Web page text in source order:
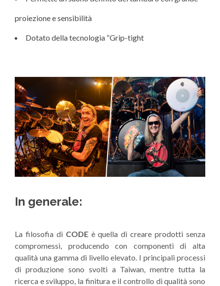
proiezione e sensibilità
Dotato della tecnologia “Grip-tight
In generale:
La filosofia di CODEè quella di creare prodotti senza
compromessi, producendo con componenti di alta
qualità una gamma di livello elevato. I principali processi
di produzione sono svolti a Taiwan, mentre tutta la
ricerca e sviluppo, la finitura e il controllo di qualità sono